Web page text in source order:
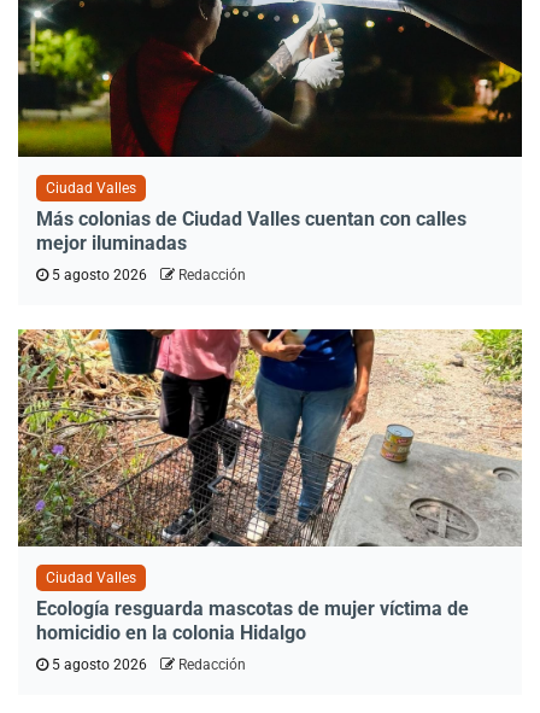
Ciudad Valles
Más colonias de Ciudad Valles cuentan con calles
mejor iluminadas
5 agosto 2026 Redacción
Ciudad Valles
Ecología resguarda mascotas de mujer víctima de
homicidio en la colonia Hidalgo
5 agosto 2026 Redacción